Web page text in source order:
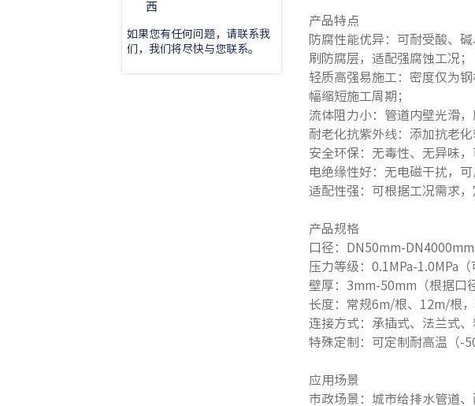
西
如果您有任何问题，请联系我
们，我们将尽快与您联系。
产品特点
防腐性能优异：可耐受酸、
刷防腐层，适配强腐蚀工况；
轻质高强易施工：密度仅为
幅缩短施工周期；
流体阻力小：管道内壁光滑
耐老化抗紫外线：添加抗老
安全环保：无毒性、无异味
电绝缘性好：无电磁干扰，
适配性强：可根据工况需求
产品规格
口径：DN50mm-
压力等级：0.1MPa-1.0MPa
壁厚：3mm-50mm（根据口
长度：常规6m/根、12m/根，
连接方式：承插式、法兰式
特殊定制：可定制耐高温（-
应用场景
市政场景：城市给排水管道